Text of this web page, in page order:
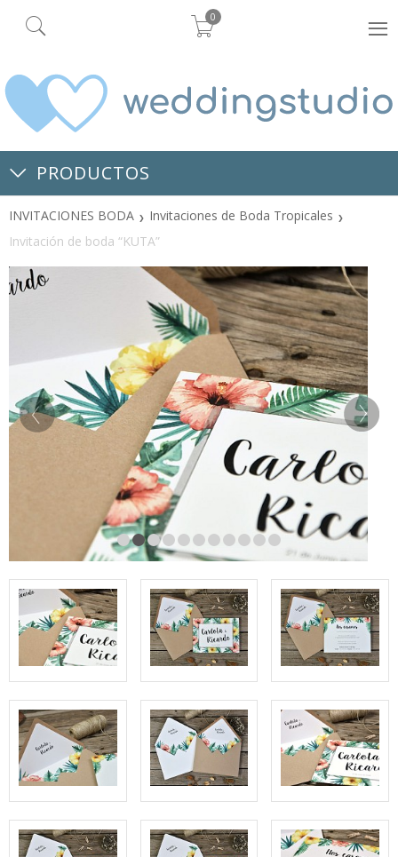
0
PRODUCTOS
INVITACIONES BODA
Invitaciones de Boda Tropicales
Invitación de boda “KUTA”